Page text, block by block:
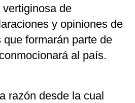
de
y opiniones de
formarán parte de
al país.
razón desde la cual